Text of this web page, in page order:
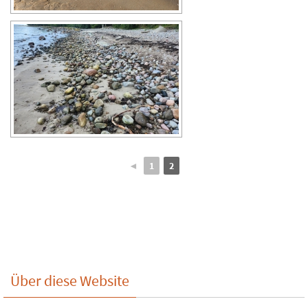
◄ 1 2
Über diese Website